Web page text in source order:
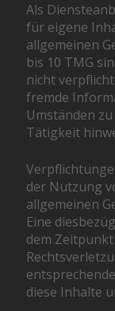
Als
für eigene
allgemeinen
bis 10 TMG
nicht
fremde
Umständen
Tätigkeit
der Nutzung
allgemeinen
Eine
dem
diese Inhalte